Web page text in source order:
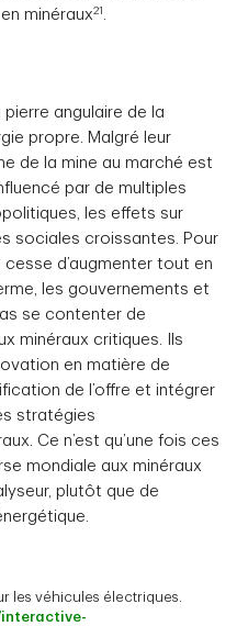
minéraux21 .
angulaire de la
propre. Malgré leur
de la mine au marché est
par de multiples
les effets sur
sociales croissantes. Pour
d’augmenter tout en
les gouvernements et
se contenter de
minéraux critiques. Ils
en matière de
de l’offre et intégrer
stratégies
Ce n’est qu’une fois ces
mondiale aux minéraux
plutôt que de
les véhicules électriques.